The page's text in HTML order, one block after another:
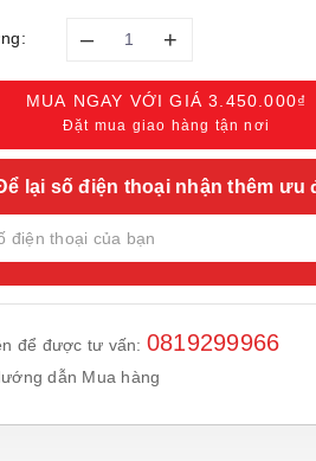
– +
MUA NGAY VỚI GIÁ3.450.000₫
Đặt mua giao hàng tận nơi
lại số điện thoại nhận thêm ưu
để được tư vấn: 0819299966
dẫn Mua hàng